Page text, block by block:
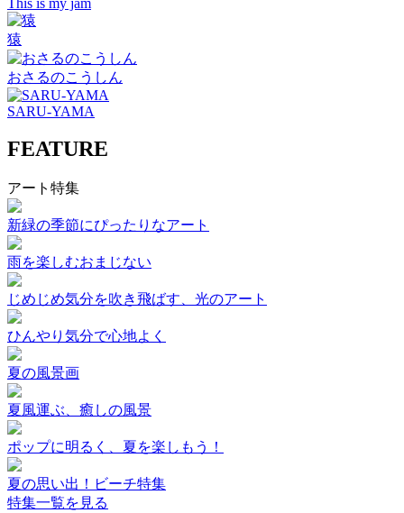
猿
おさるのこうしん
SARU-YAMA
FEATURE
アート特集
新緑の季節にぴったりなアート
雨を楽しむおまじない
じめじめ気分を吹き飛ばす、光のアート
ひんやり気分で心地よく
夏の風景画
夏風運ぶ、癒しの風景
ポップに明るく、夏を楽しもう！
夏の思い出！ビーチ特集
特集一覧を見る